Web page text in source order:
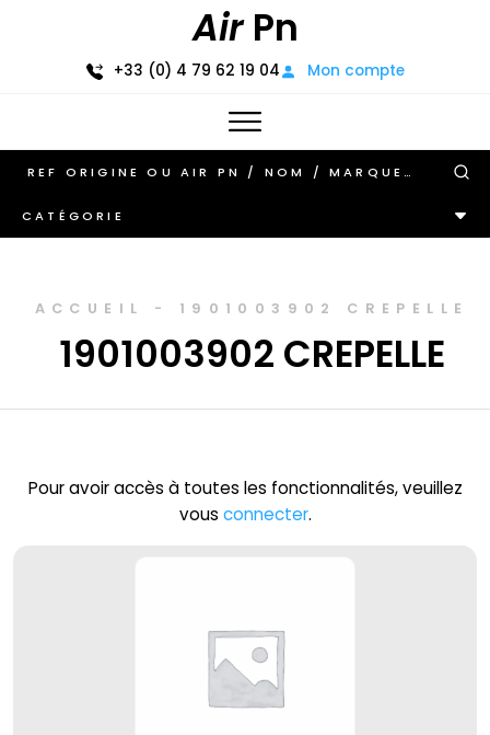
AirPn
+33 (0) 4 79 62 19 04 Mon compte
CATÉGORIE
ACCUEIL - 1901003902 CREPELLE
1901003902 CREPELLE
Pour avoir accès à toutes les fonctionnalités, veuillez
vous connecter.